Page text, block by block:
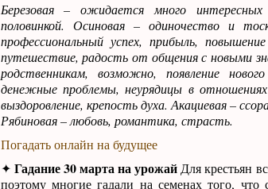
Березовая – ожидается много
половинкой. Осиновая – одиночество и
профессиональный успех, прибыль,
путешествие, радость от общения с новыми
родственникам, возможно, появление
денежные проблемы, неурядицы в
выздоровление, крепость духа. Акациевая –
Рябиновая – любовь, романтика, страсть.
Погадать онлайн на будущее
✦ Гадание 30 марта на урожай Для крестьян
поэтому многие гадали на семенах того,